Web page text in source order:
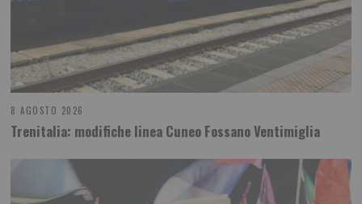
8 AGOSTO 2026
Trenitalia: modifiche linea Cuneo Fossano Ventimiglia